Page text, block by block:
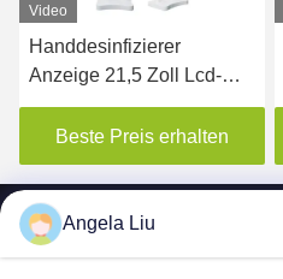
Video
Handdesinfizierer
Anzeige 21,5 Zoll Lcd-
digitaler Beschilderung
Beste Preis erhalten
Angela Liu